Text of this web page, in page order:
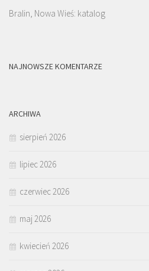
Bralin, Nowa Wieś: katalog
NAJNOWSZE KOMENTARZE
ARCHIWA
sierpień 2026
lipiec 2026
czerwiec 2026
maj 2026
kwiecień 2026